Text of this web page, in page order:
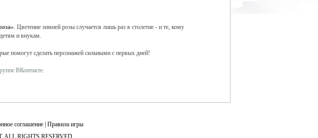
. Цветение зимней розы случается лишь раз в столетие - и те, кому
и внукам.
помогут сделать персонажей сильными с первых дней!
ВКонтакте.
соглашение Правила игры
RIGHTS RESERVED.